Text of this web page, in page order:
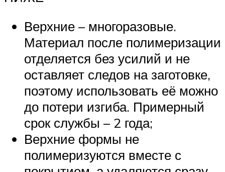
Верхние – многоразовые.
Материал после полимеризации
отделяется без усилий и не
оставляет следов на заготовке,
поэтому использовать её можно
до потери изгиба. Примерный
срок службы – 2 года;
Верхние формы не
полимеризуются вместе с